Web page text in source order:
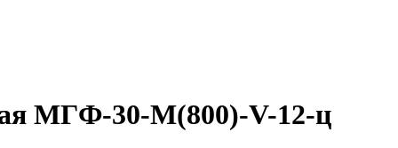
МГФ-30-М(800)-V-12-ц